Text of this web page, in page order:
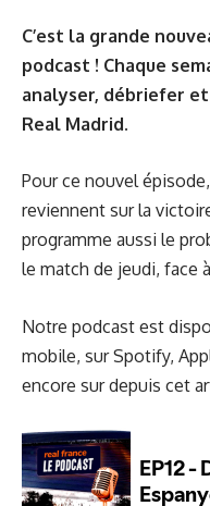
C’est la grande
podcast ! Chaque
analyser, débriefer
Real Madrid.
Pour ce nouvel épisode,
reviennent sur la
programme aussi le
le match de jeudi, face
Notre podcast est
mobile, surSpotify,
encore sur depuis cet